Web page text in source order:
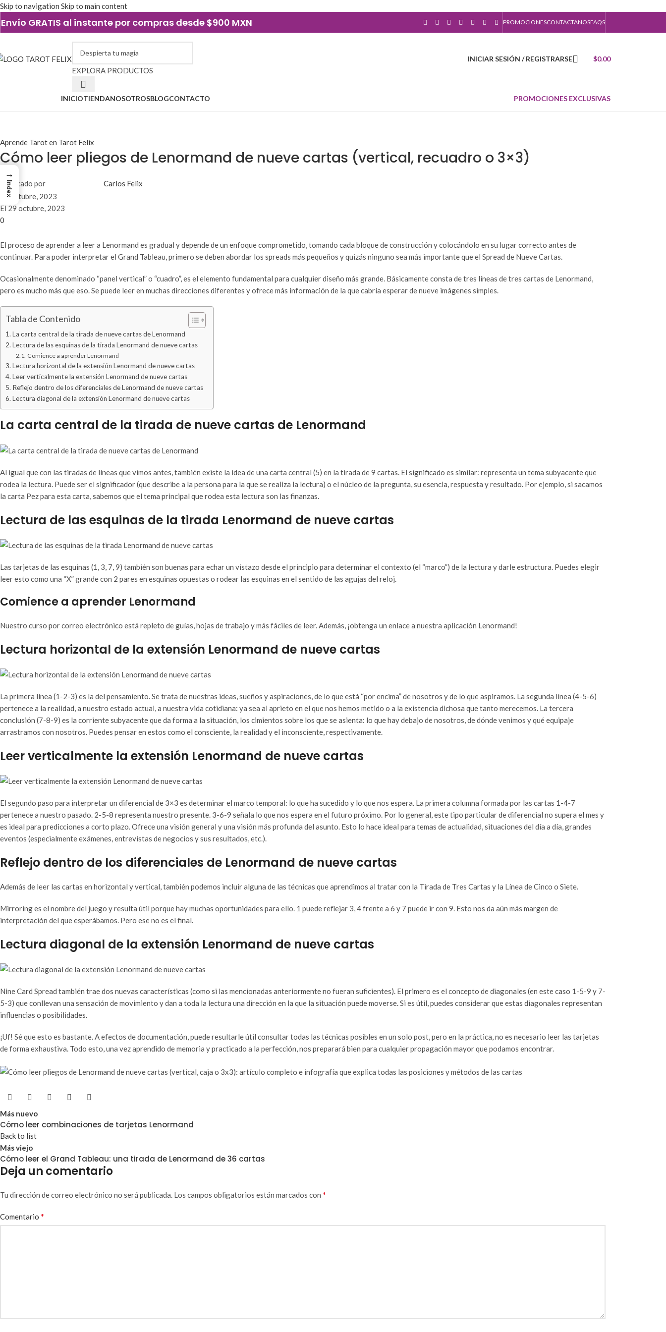
Skip to navigation Skip to main content
Envío GRATIS al instante por compras desde $900 MXN PROMOCIONESCONTACTANOSFAQS
EXPLORA PRODUCTOS
INICIAR SESIÓN / REGISTRARSE $0.00
INICIOTIENDANOSOTROSBLOGCONTACTO PROMOCIONES EXCLUSIVAS
Aprende Tarot en Tarot Felix
Cómo leer pliegos de Lenormand de nueve cartas (vertical, recuadro o 3×3)
Publicado por
Carlos Felix
29 octubre, 2023
El 29 octubre, 2023
0
El proceso de aprender a leer a Lenormand es gradual y depende de un enfoque comprometido, tomando cada bloque de construcción y colocándolo en su lugar correcto antes de
continuar. Para poder interpretar el Grand Tableau, primero se deben abordar los spreads más pequeños y quizás ninguno sea más importante que el Spread de Nueve Cartas.
Ocasionalmente denominado “panel vertical” o “cuadro”, es el elemento fundamental para cualquier diseño más grande. Básicamente consta de tres líneas de tres cartas de Lenormand,
pero es mucho más que eso. Se puede leer en muchas direcciones diferentes y ofrece más información de la que cabría esperar de nueve imágenes simples.
Tabla de Contenido
La carta central de la tirada de nueve cartas de Lenormand
Lectura de las esquinas de la tirada Lenormand de nueve cartas
Comience a aprender Lenormand
Lectura horizontal de la extensión Lenormand de nueve cartas
Leer verticalmente la extensión Lenormand de nueve cartas
Reflejo dentro de los diferenciales de Lenormand de nueve cartas
Lectura diagonal de la extensión Lenormand de nueve cartas
La carta central de la tirada de nueve cartas de Lenormand
Al igual que con las tiradas de líneas que vimos antes, también existe la idea de una carta central (5) en la tirada de 9 cartas. El significado es similar: representa un tema subyacente que
rodea la lectura. Puede ser el significador (que describe a la persona para la que se realiza la lectura) o el núcleo de la pregunta, su esencia, respuesta y resultado. Por ejemplo, si sacamos
la carta Pez para esta carta, sabemos que el tema principal que rodea esta lectura son las finanzas.
Lectura de las esquinas de la tirada Lenormand de nueve cartas
Las tarjetas de las esquinas (1, 3, 7, 9) también son buenas para echar un vistazo desde el principio para determinar el contexto (el “marco”) de la lectura y darle estructura. Puedes elegir
leer esto como una “X” grande con 2 pares en esquinas opuestas o rodear las esquinas en el sentido de las agujas del reloj.
Comience a aprender Lenormand
Nuestro curso por correo electrónico está repleto de guías, hojas de trabajo y más fáciles de leer. Además, ¡obtenga un enlace a nuestra aplicación Lenormand!
Lectura horizontal de la extensión Lenormand de nueve cartas
La primera línea (1-2-3) es la del pensamiento. Se trata de nuestras ideas, sueños y aspiraciones, de lo que está “por encima” de nosotros y de lo que aspiramos. La segunda línea (4-5-6)
pertenece a la realidad, a nuestro estado actual, a nuestra vida cotidiana: ya sea al aprieto en el que nos hemos metido o a la existencia dichosa que tanto merecemos. La tercera
conclusión (7-8-9) es la corriente subyacente que da forma a la situación, los cimientos sobre los que se asienta: lo que hay debajo de nosotros, de dónde venimos y qué equipaje
arrastramos con nosotros. Puedes pensar en estos como el consciente, la realidad y el inconsciente, respectivamente.
Leer verticalmente la extensión Lenormand de nueve cartas
El segundo paso para interpretar un diferencial de 3×3 es determinar el marco temporal: lo que ha sucedido y lo que nos espera. La primera columna formada por las cartas 1-4-7
pertenece a nuestro pasado. 2-5-8 representa nuestro presente. 3-6-9 señala lo que nos espera en el futuro próximo. Por lo general, este tipo particular de diferencial no supera el mes y
es ideal para predicciones a corto plazo. Ofrece una visión general y una visión más profunda del asunto. Esto lo hace ideal para temas de actualidad, situaciones del día a día, grandes
eventos (especialmente exámenes, entrevistas de negocios y sus resultados, etc.).
Reflejo dentro de los diferenciales de Lenormand de nueve cartas
Además de leer las cartas en horizontal y vertical, también podemos incluir alguna de las técnicas que aprendimos al tratar con la Tirada de Tres Cartas y la Línea de Cinco o Siete.
Mirroring es el nombre del juego y resulta útil porque hay muchas oportunidades para ello. 1 puede reflejar 3, 4 frente a 6 y 7 puede ir con 9. Esto nos da aún más margen de
interpretación del que esperábamos. Pero ese no es el final.
Lectura diagonal de la extensión Lenormand de nueve cartas
Nine Card Spread también trae dos nuevas características (como si las mencionadas anteriormente no fueran suficientes). El primero es el concepto de diagonales (en este caso 1-5-9 y 7-
5-3) que conllevan una sensación de movimiento y dan a toda la lectura una dirección en la que la situación puede moverse. Si es útil, puedes considerar que estas diagonales representan
influencias o posibilidades.
¡Uf! Sé que esto es bastante. A efectos de documentación, puede resultarle útil consultar todas las técnicas posibles en un solo post, pero en la práctica, no es necesario leer las tarjetas
de forma exhaustiva. Todo esto, una vez aprendido de memoria y practicado a la perfección, nos preparará bien para cualquier propagación mayor que podamos encontrar.
Más nuevo
Cómo leer combinaciones de tarjetas Lenormand
Back to list
Más viejo
Cómo leer el Grand Tableau: una tirada de Lenormand de 36 cartas
Deja un comentario
Tu dirección de correo electrónico no será publicada. Los campos obligatorios están marcados con *
Comentario *
→
Index